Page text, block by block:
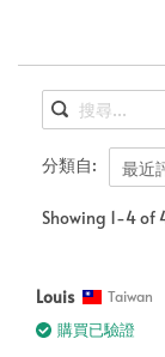
分類自: 最近
Showing 1-4 of
Louis Taiwan
購買已驗證